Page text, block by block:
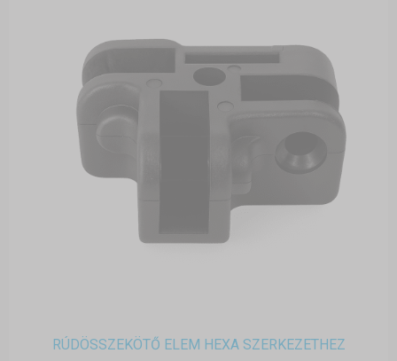
RÚDÖSSZEKÖTŐ ELEM HEXA SZERKEZETHEZ